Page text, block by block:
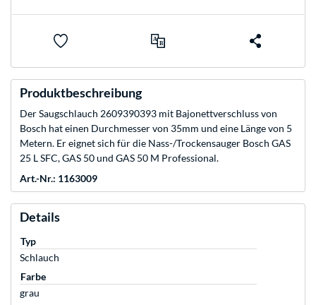
Produktbeschreibung
Der Saugschlauch 2609390393 mit Bajonettverschluss von
Bosch hat einen Durchmesser von 35mm und eine Länge von 5
Metern. Er eignet sich für die Nass-/Trockensauger Bosch GAS
25 L SFC, GAS 50 und GAS 50 M Professional.
Art.-Nr.: 1163009
Details
Typ
Schlauch
Farbe
grau